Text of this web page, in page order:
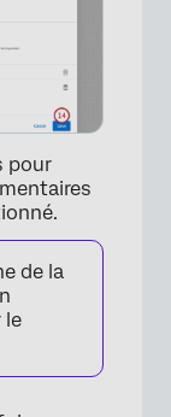
pour
de la
le